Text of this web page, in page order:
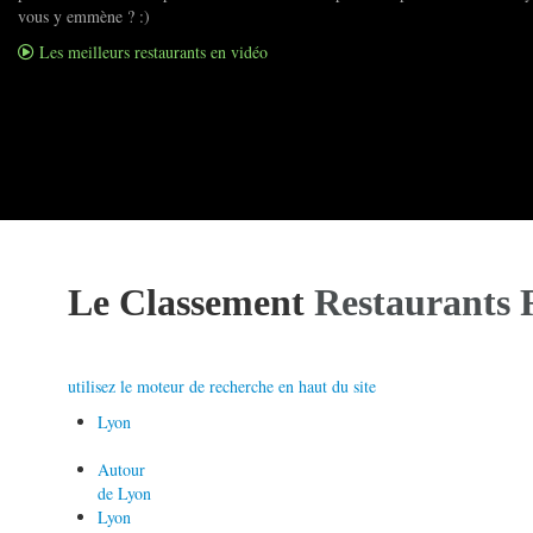
vous y emmène ? :)
Les meilleurs restaurants en vidéo
Le Classement Restaurants
utilisez le moteur de recherche en haut du site
Lyon
Autour
de Lyon
Lyon